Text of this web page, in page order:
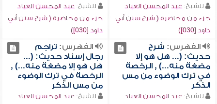
للشيخ: عبد المحسن العباد
جزء من محاضرة ( شرح سنن أبي
داود [030])
للشيخ: عبد المحسن العباد
جزء من محاضرة ( شرح سنن أبي
داود [030])
الفهرس: شرح
حديث: (... هل هو إلا
مضغة منه...) , الرخصة
في ترك الوضوء من مس
الذكر
للشيخ: عبد المحسن العباد
الفهرس: تراجم
رجال إسناد حديث: (...
هل هو إلا مضغة منه...) ,
الرخصة في ترك الوضوء
من مس الذكر
للشيخ: عبد المحسن العباد